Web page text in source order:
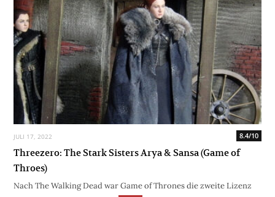
JULI 17, 2022 8.4/10
Threezero: The Stark Sisters Arya & Sansa (Game of
Throes)
Nach The Walking Dead war Game of Thrones die zweite Lizenz